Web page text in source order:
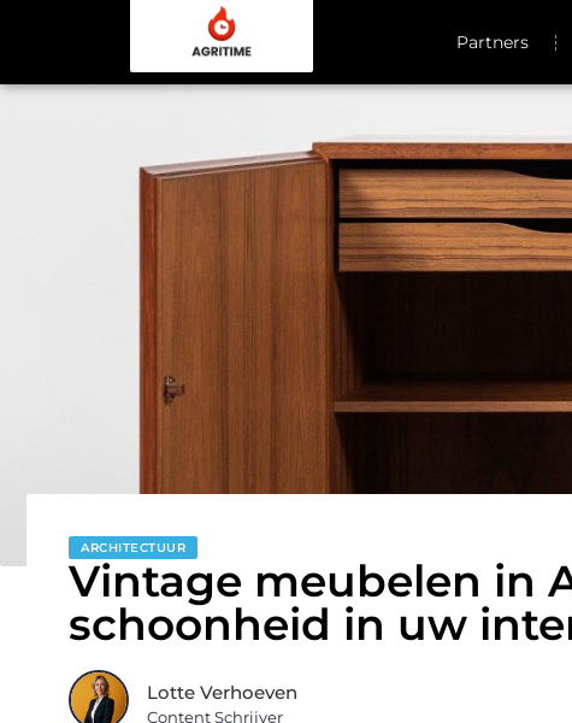
Partners
ARCHITECTUUR
Vintage meubelen in
schoonheid in uw
Lotte Verhoeven
Content Schrijver